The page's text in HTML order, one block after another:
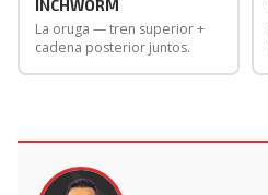
INCHWORM
La oruga — tren superior +
cadena posterior juntos.